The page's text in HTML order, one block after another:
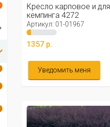
Кресло карповое и для
кемпинга 4272
Артикул: 01-01967
1357 р.
Уведомить меня